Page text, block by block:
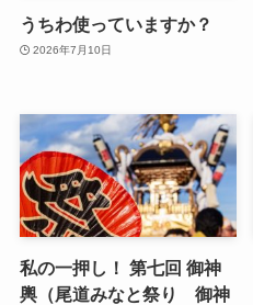
うちわ使っていますか？
2026年7月10日
私の一押し！ 第七回 御神
輿（尾道みなと祭り 御神